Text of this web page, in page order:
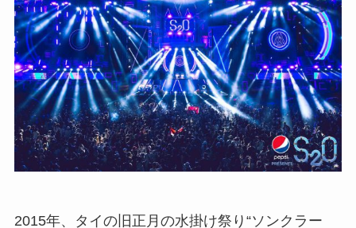
2015年、タイの旧正月の水掛け祭り“ソンクラー